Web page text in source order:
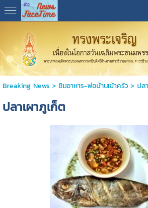
Breaking News > ชิมอาหาร-พ่อบ้านเข้าครัว> ปล
ปลาเผาภูเก็ต